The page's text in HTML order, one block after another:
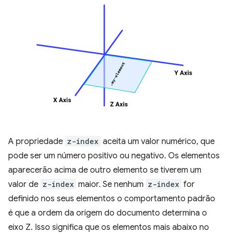
A propriedade z-index aceita um valor numérico, que
pode ser um número positivo ou negativo. Os elementos
aparecerão acima de outro elemento se tiverem um
valor de z-index maior. Se nenhum z-index for
definido nos seus elementos o comportamento padrão
é que a ordem da origem do documento determina o
eixo Z. Isso significa que os elementos mais abaixo no